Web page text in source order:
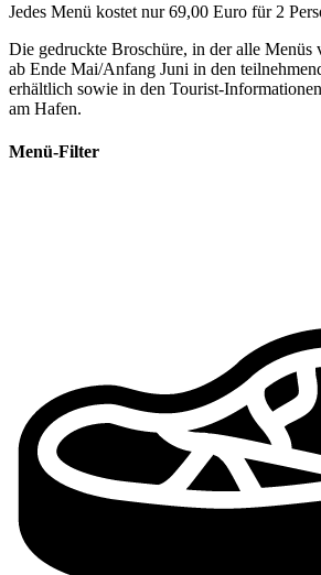
Jedes Menü kostet nur 69,00 Euro für 2
Die gedruckte Broschüre, in der alle Menüs
ab Ende Mai/Anfang Juni in den
erhältlich sowie in den Tourist-
am Hafen.
Menü-Filter